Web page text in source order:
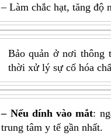
– Làm chắc hạt, tăng độ
Bảo quản ở nơi thông
thời xử lý sự cố hóa
– Nếu dính vào mắt:
trung tâm y tế gần nhất.